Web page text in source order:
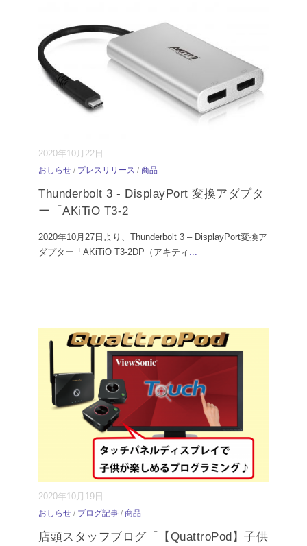
2020年10月22日
おしらせ / プレスリリース / 商品
Thunderbolt 3 - DisplayPort 変換アダプタ
ー「AKiTiO T3-2
2020年10月27日より、Thunderbolt 3 – DisplayPort変換ア
ダプター「AKiTiO T3-2DP（アキティ ...
2020年10月19日
おしらせ / ブログ記事 / 商品
店頭スタッフブログ「【QuattroPod】子供